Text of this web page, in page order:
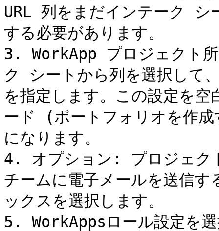
URL 列をまだインテーク シ
する必要があります。
3. WorkApp プロジェクト所
ク シートから列を選択して
を指定します。この設定を
ード (ポートフォリオを作
になります。
4. オプション: プロジェク
チームに電子メールを送信
ックスを選択します。
5. WorkAppsロール設定を